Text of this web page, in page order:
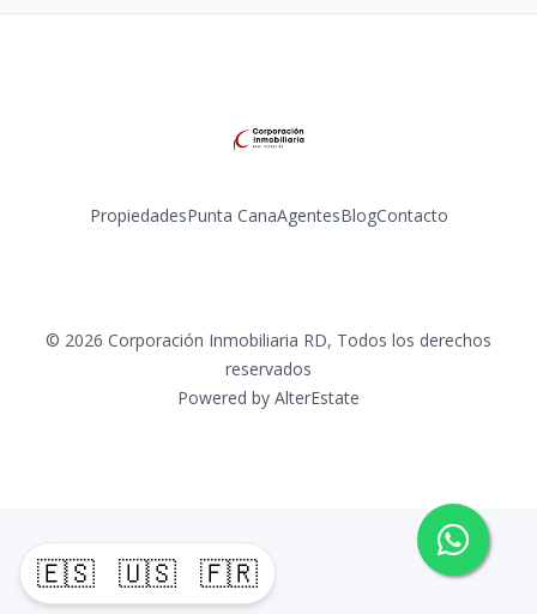
🇪🇸 🇺🇸 🇫🇷
PropiedadesPunta CanaAgentesBlogContacto
© 2026 Corporación Inmobiliaria RD, Todos los derechos
reservados
Powered by AlterEstate